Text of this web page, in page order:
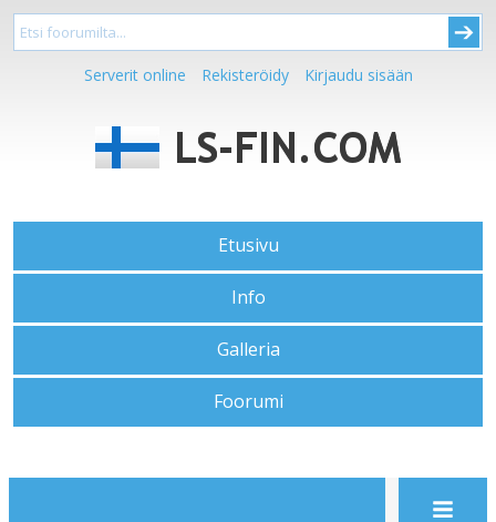
Serverit online Rekisteröidy Kirjaudu sisään
Etusivu
Info
Galleria
Foorumi